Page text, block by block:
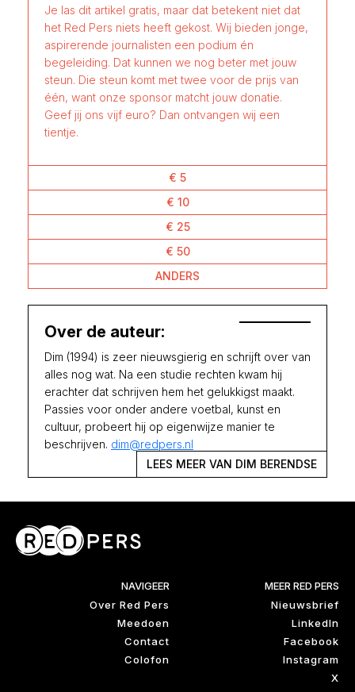
Je las dit artikel gratis, maar dat betekent niet dat
het Red Pers niets heeft gekost. Wij bieden jonge,
aspirerende journalisten een podium én
begeleiding. Dat kunnen we nog beter met jouw
steun. Die steun komt met twee voor de prijs van
één, want onze sponsor matcht jouw donatie.
Geef jij ons vijf euro? Dan ontvangen wij een
tientje.
€ 5
€ 10
€ 25
€ 50
ANDERS
Over de auteur:
Dim (1994) is zeer nieuwsgierig en schrijft over van
alles nog wat. Na een studie rechten kwam hij
erachter dat schrijven hem het gelukkigst maakt.
Passies voor onder andere voetbal, kunst en
cultuur, probeert hij op eigenwijze manier te
beschrijven. dim@redpers.nl
LEES MEER VAN DIM BERENDSE
NAVIGEER
Over Red Pers
Meedoen
Contact
Colofon
MEER RED PERS
Nieuwsbrief
LinkedIn
Facebook
Instagram
X